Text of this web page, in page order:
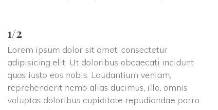
1/2
Lorem ipsum dolor sit amet, consectetur
adipisicing elit. Ut doloribus obcaecati incidunt
quas iusto eos nobis. Laudantium veniam,
reprehenderit nemo alias ducimus, illo, omnis
voluptas doloribus cupiditate repudiandae porro